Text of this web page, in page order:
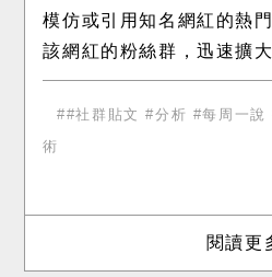
模仿或引用知名網紅的熱
該網紅的粉絲群，迅速擴
趣味性高，引發共鳴：以
自嘲和發音測驗吸引注意
#社群貼文 #分析 #每周一說
術
閱讀更